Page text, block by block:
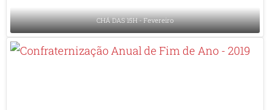
CHÁ DAS 15H - Fevereiro